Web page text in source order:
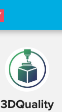
3DQuality